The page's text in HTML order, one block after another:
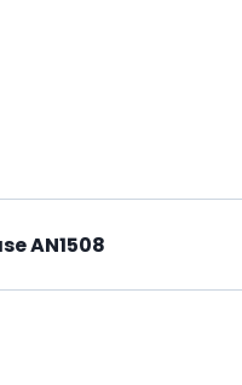
AN1508